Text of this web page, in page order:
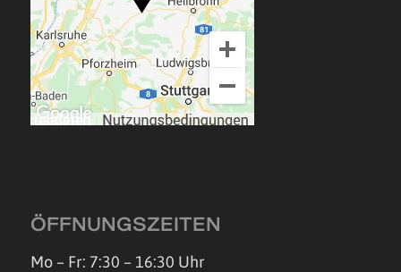
ÖFFNUNGSZEITEN
Mo – Fr: 7:30 – 16:30 Uhr